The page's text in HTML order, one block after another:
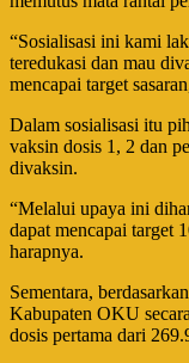
“Sosialisasi ini kami
teredukasi dan mau
mencapai target
Dalam sosialisasi itu
vaksin dosis 1, 2 dan
divaksin.
“Melalui upaya ini
dapat mencapai target
harapnya.
Sementara,
Kabupaten OKU
dosis pertama dari